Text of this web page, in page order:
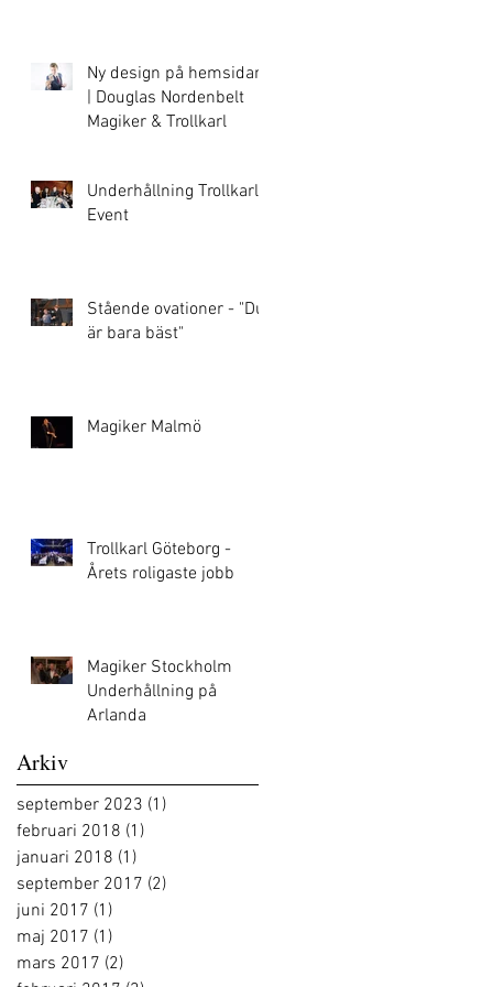
Ny design på hemsidan!
| Douglas Nordenbelt
Magiker & Trollkarl
Underhållning Trollkarl
Event
Stående ovationer - "Du
är bara bäst"
Magiker Malmö
Trollkarl Göteborg -
Årets roligaste jobb
Magiker Stockholm
Underhållning på
Arlanda
Arkiv
september 2023 (1)
februari 2018 (1)
januari 2018 (1)
september 2017 (2)
juni 2017 (1)
maj 2017 (1)
mars 2017 (2)